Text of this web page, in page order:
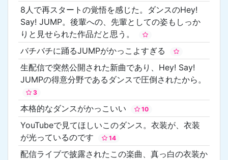
8人で再スタートの覚悟を感じた。ダンスのHey!
Say! JUMP。後輩への、先輩としての姿もしっか
りと見せられた作品だと思う。
バチバチに踊るJUMPがかっこよすぎる
生配信で突然公開された新曲であり、Hey! Say!
JUMPの得意分野であるダンスで圧倒されたから。
3
本格的なダンスがかっこいい 10
YouTubeで見てほしいこのダンス。衣装が、衣装
が光っているのです
14
配信ライブで披露されたこの楽曲、真っ白の衣装か